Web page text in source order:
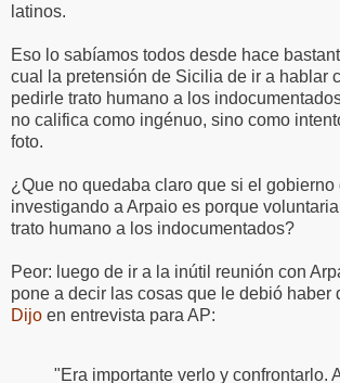
latinos.
Eso lo sabíamos todos desde hace
cual la pretensión de Sicilia de ir a hablar
pedirle trato humano a los
no califica como ingénuo, sino como
foto.
¿Que no quedaba claro que si el gobierno
investigando a Arpaio es porque
trato humano a los indocumentados?
Peor: luego de ir a la inútil reunión con
pone a decir las cosas que le debió haber
Dijo en entrevista para AP:
"Era importante verlo y confrontarlo.